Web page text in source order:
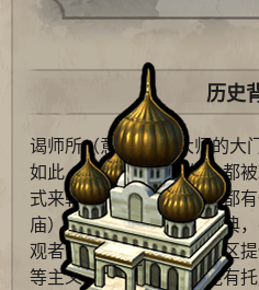
历史
谒师所（意为“通往大师的大
如此，所有不同信仰的人都
式来朝拜。谒师所传统上都
庙），里面摆放有锡金圣典
观者可以分享食用锡克社区
等主义的建筑群里也可能有